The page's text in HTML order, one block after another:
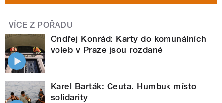
VÍCE Z POŘADU
Ondřej Konrád: Karty do komunálních
voleb v Praze jsou rozdané
Karel Barták: Ceuta. Humbuk místo
solidarity